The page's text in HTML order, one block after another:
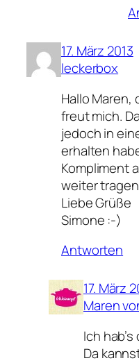
17. März 2013
leckerbox
Hallo Maren,
freut mich.
jedoch in
erhalten
Kompliment
weiter
Liebe Grüße
Simone :-)
Antworten
17. März
Maren
Ich
Da